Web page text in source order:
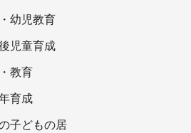
幼児教育
児童育成
教育
育成
子どもの居